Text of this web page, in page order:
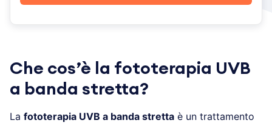
Che cos’è la fototerapia UVB
a banda stretta?
La fototerapia UVB a banda stretta è un trattamento